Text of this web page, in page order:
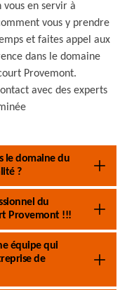
vous en servir à
vous y prendre
et faites appel aux
dans le domaine
Provemont.
avec des experts
le domaine du
?
du
Provemont !!!
équipe qui
de